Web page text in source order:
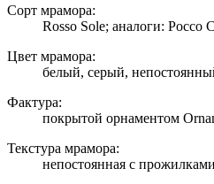
Сорт мрамора:
Rosso Sole; аналоги: Россо
Цвет мрамора:
белый, серый,
Фактура:
покрытой орнаментом
Текстура мрамора:
непостоянная с прожилками